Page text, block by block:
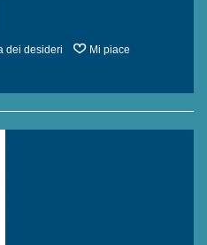
dei desideri
Mi piace